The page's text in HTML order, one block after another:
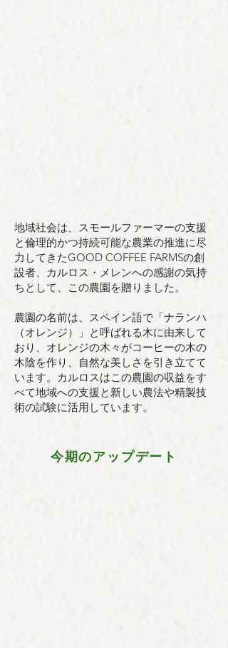
地域社会は、スモールファーマーの支援
と倫理的かつ持続可能な農業の推進に尽
力してきたGOOD COFFEE FARMSの創
設者、カルロス・メレンへの感謝の気持
ちとして、この農園を贈りました。
農園の名前は、スペイン語で「ナランハ
（オレンジ）」と呼ばれる木に由来して
おり、オレンジの木々がコーヒーの木の
木陰を作り、自然な美しさを引き立てて
います。カルロスはこの農園の収益をす
べて地域への支援と新しい農法や精製技
術の試験に活用しています。
今期のアップデート